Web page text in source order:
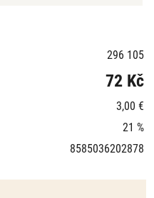
296 105
72 Kč
3,00 €
21 %
8585036202878